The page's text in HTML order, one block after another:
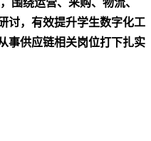
讨，有效提升学生数字化工
事供应链相关岗位打下扎实